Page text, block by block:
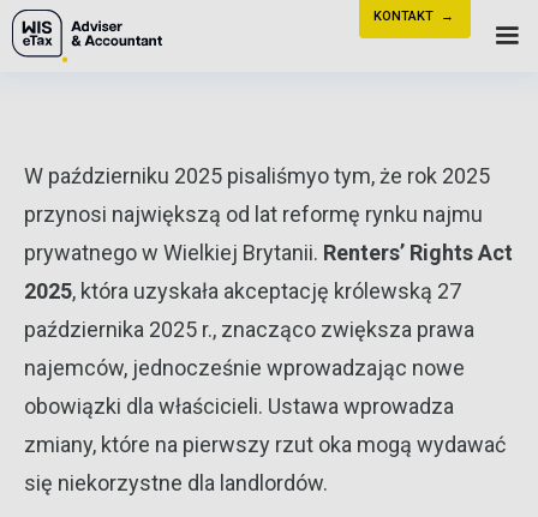
KONTAKT →
W październiku 2025 pisaliśmyo tym, że rok 2025
przynosi największą od lat reformę rynku najmu
prywatnego w Wielkiej Brytanii. Renters’ Rights Act
2025, która uzyskała akceptację królewską 27
października 2025 r., znacząco zwiększa prawa
najemców, jednocześnie wprowadzając nowe
obowiązki dla właścicieli. Ustawa wprowadza
zmiany, które na pierwszy rzut oka mogą wydawać
się niekorzystne dla landlordów.